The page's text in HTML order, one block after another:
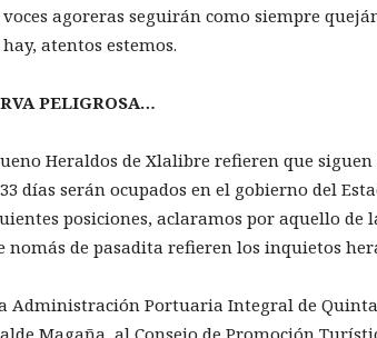
agoreras seguirán como siempre
atentos estemos.
PELIGROSA…
Heraldos de Xlalibre refieren que
días serán ocupados en el gobierno del
posiciones, aclaramos por aquello de
nomás de pasadita refieren los inquietos
Administración Portuaria Integral de